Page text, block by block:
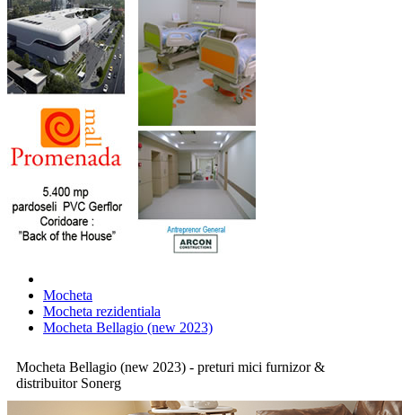
Mocheta
Mocheta rezidentiala
Mocheta Bellagio (new 2023)
Mocheta Bellagio (new 2023) - preturi mici furnizor &
distribuitor Sonerg